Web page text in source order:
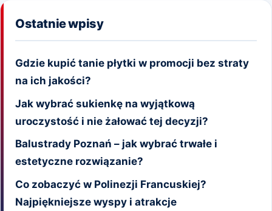
Ostatnie wpisy
Gdzie kupić tanie płytki w promocji bez straty
na ich jakości?
Jak wybrać sukienkę na wyjątkową
uroczystość i nie żałować tej decyzji?
Balustrady Poznań – jak wybrać trwałe i
estetyczne rozwiązanie?
Co zobaczyć w Polinezji Francuskiej?
Najpiękniejsze wyspy i atrakcje